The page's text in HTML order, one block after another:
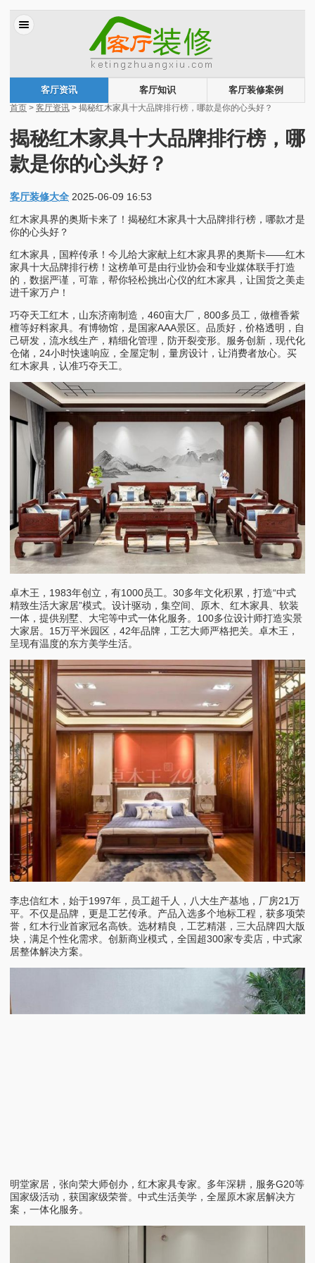
客厅资讯 客厅知识
客厅装修案例
首页 > 客厅资讯 > 揭秘红木家具十大品牌排行榜，哪款是你的心头好？
揭秘红木家具十大品牌排行榜，哪
款是你的心头好？
客厅装修大全 2025-06-09 16:53
红木家具界的奥斯卡来了！揭秘红木家具十大品牌排行榜，哪款才是
你的心头好？
红木家具，国粹传承！今儿给大家献上红木家具界的奥斯卡——红木
家具十大品牌排行榜！这榜单可是由行业协会和专业媒体联手打造
的，数据严谨，可靠，帮你轻松挑出心仪的红木家具，让国货之美走
进千家万户！
巧夺天工红木，山东济南制造，460亩大厂，800多员工，做檀香紫
檀等好料家具。有博物馆，是国家AAA景区。品质好，价格透明，自
己研发，流水线生产，精细化管理，防开裂变形。服务创新，现代化
仓储，24小时快速响应，全屋定制，量房设计，让消费者放心。买
红木家具，认准巧夺天工。
卓木王，1983年创立，有1000员工。30多年文化积累，打造“中式
精致生活大家居”模式。设计驱动，集空间、原木、红木家具、软装
一体，提供别墅、大宅等中式一体化服务。100多位设计师打造实景
大家居。15万平米园区，42年品牌，工艺大师严格把关。卓木王，
呈现有温度的东方美学生活。
李忠信红木，始于1997年，员工超千人，八大生产基地，厂房21万
平。不仅是品牌，更是工艺传承。产品入选多个地标工程，获多项荣
誉，红木行业首家冠名高铁。选材精良，工艺精湛，三大品牌四大版
块，满足个性化需求。创新商业模式，全国超300家专卖店，中式家
居整体解决方案。
明堂家居，张向荣大师创办，红木家具专家。多年深耕，服务G20等
国家级活动，获国家级荣誉。中式生活美学，全屋原木家居解决方
案，一体化服务。